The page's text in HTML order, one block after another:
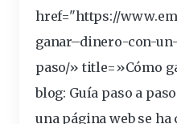
href="https://
ganar–dinero-con-un-
paso/» title=»Cómo
blog: Guía paso a
una página webse ha